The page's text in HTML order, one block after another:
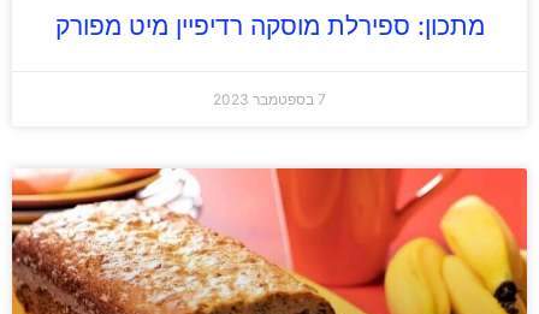
מתכון: ספירלת מוסקה רדיפיין מיט מפורק
7 בספטמבר 2023